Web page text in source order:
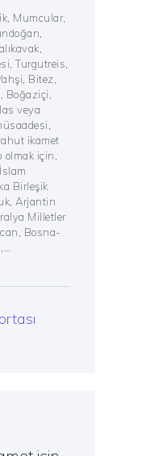
Mumcular,
Turgutreis,
Bitez,
Boğaziçi,
veya
ikamet
için,
Birleşik
Arjantin
Milletler
Bosna-